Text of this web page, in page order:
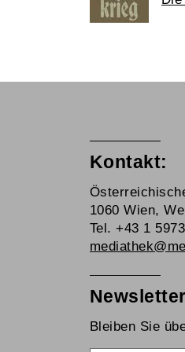
Kontakt:
1060 Wien,
Tel. +43 1
Bleiben Sie